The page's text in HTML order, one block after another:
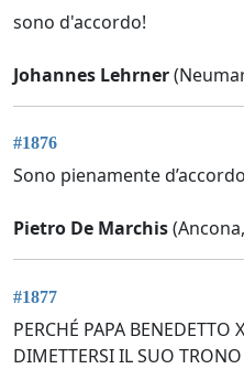
sono d'accordo!
Johannes Lehrner
#1876
Sono pienamente
Pietro De Marchis
#1877
PERCHÉ PAPA BENEDETTO
DIMETTERSI IL SUO